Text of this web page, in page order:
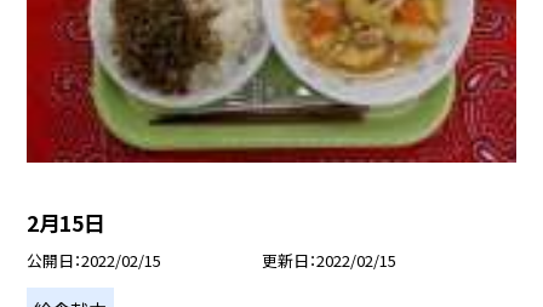
2月15日
公開日 2022/02/15 更新日 2022/02/15